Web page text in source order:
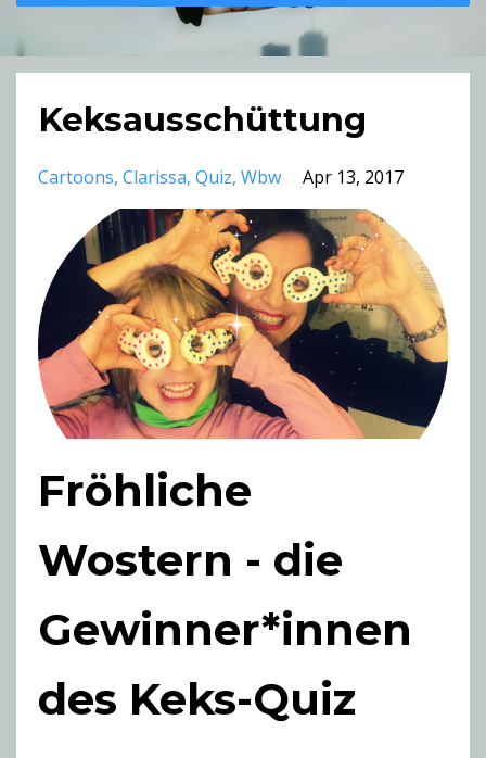
Keksausschüttung
Cartoons Clarissa Quiz Wbw Apr 13, 2017
Fröhliche
Wostern - die
Gewinner*innen
des Keks-Quiz